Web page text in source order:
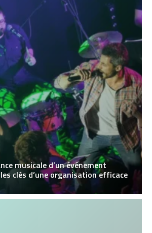
musicale d’un événement
clés d’une organisation efficace